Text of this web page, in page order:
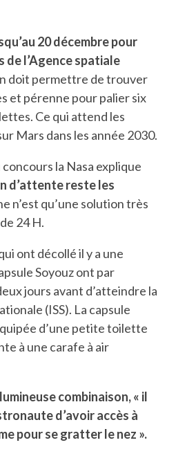
UN GRONDIN FOURRÉ AUX
CHAMPIGNONS ET AUX
LARDONS DANS LA HALLE
DAX. ET POURQUOI PAS
?
20 décembre pour
de l’Agence spatiale
doit permettre de trouver
et pérenne pour palier six
Ce qui attend les
Mars dans les année 2030.
la Nasa explique
d’attente reste les
n’est qu’une solution très
24 H.
ont décollé il y a une
Soyouz ont par
jours avant d’atteindre la
(ISS). La capsule
d’une petite toilette
à une carafe à air
combinaison, « il
d’avoir accès à
pour se gratter le nez ».